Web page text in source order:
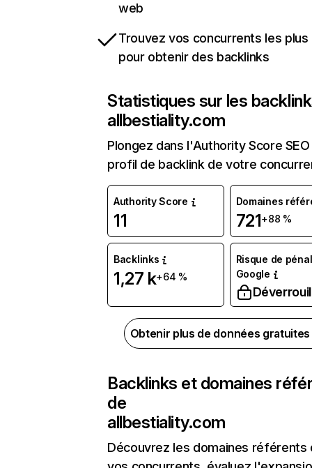
web
Trouvez vos concurrents les
pour obtenir des backlinks
Statistiques sur les
allbestiality.com
Plongez dans l'Authority Score
profil de backlink de votre
Authority Score
11
Domaines
721+88 %
Backlinks
1,27 k+64 %
Risque de
Google
Obtenir plus de données
Backlinks et domaines
de
allbestiality.com
Découvrez les domaines référents